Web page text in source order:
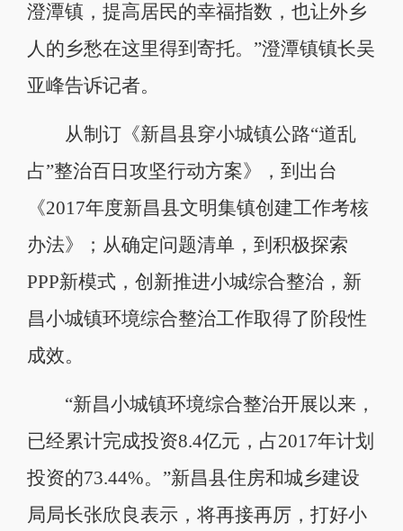
澄潭镇，提高居民的幸福指数，也让外乡
人的乡愁在这里得到寄托。”澄潭镇镇长吴
亚峰告诉记者。
从制订《新昌县穿小城镇公路“道乱
占”整治百日攻坚行动方案》，到出台
《2017年度新昌县文明集镇创建工作考核
办法》；从确定问题清单，到积极探索
PPP新模式，创新推进小城综合整治，新
昌小城镇环境综合整治工作取得了阶段性
成效。
“新昌小城镇环境综合整治开展以来，
已经累计完成投资8.4亿元，占2017年计划
投资的73.44%。”新昌县住房和城乡建设
局局长张欣良表示，将再接再厉，打好小